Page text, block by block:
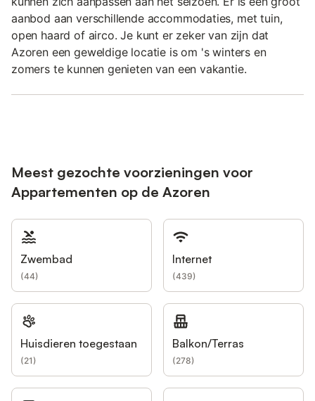
aanbod aan verschillende accommodaties, met tuin,
open haard of airco. Je kunt er zeker van zijn dat
Azoren een geweldige locatie is om 's winters en
zomers te kunnen genieten van een vakantie.
Meest gezochte voorzieningen voor
Appartementen op de Azoren
Zwembad
(44)
Internet
(439)
Huisdieren toegestaan
(21)
Balkon/Terras
(278)